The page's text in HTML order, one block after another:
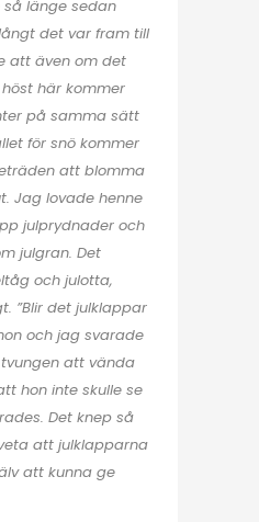
så länge sedan
det var fram till
att även om det
här kommer
på samma sätt
för snö kommer
att blomma
Jag lovade henne
julprydnader och
julgran. Det
och julotta,
”Blir det julklappar
och jag svarade
tvungen att vända
hon inte skulle se
Det knep så
att julklapparna
att kunna ge